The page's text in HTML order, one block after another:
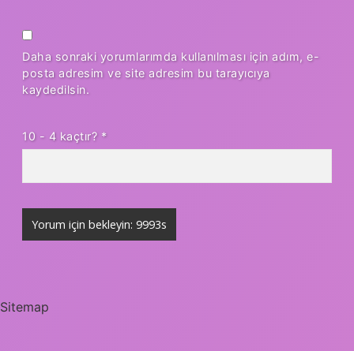
Daha sonraki yorumlarımda kullanılması için adım, e-
posta adresim ve site adresim bu tarayıcıya
kaydedilsin.
10 - 4 kaçtır? *
Sitemap